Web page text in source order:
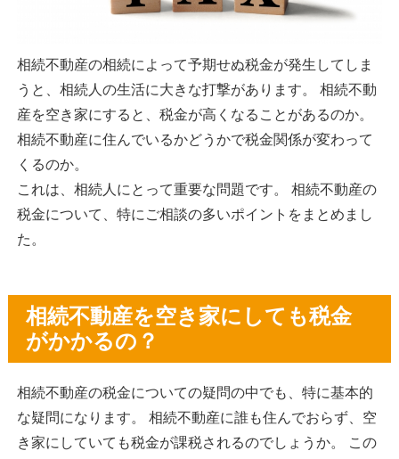
相続不動産の相続によって予期せぬ税金が発生してしま
うと、相続人の生活に大きな打撃があります。 相続不動
産を空き家にすると、税金が高くなることがあるのか。
相続不動産に住んでいるかどうかで税金関係が変わって
くるのか。
これは、相続人にとって重要な問題です。 相続不動産の
税金について、特にご相談の多いポイントをまとめまし
た。
相続不動産を空き家にしても税金
がかかるの？
相続不動産の税金についての疑問の中でも、特に基本的
な疑問になります。 相続不動産に誰も住んでおらず、空
き家にしていても税金が課税されるのでしょうか。 この